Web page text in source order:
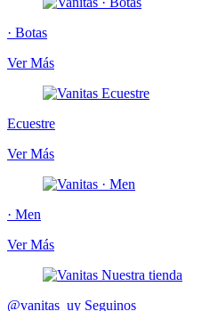
· Botas
Ver Más
Ecuestre
Ver Más
· Men
Ver Más
@vanitas_uy Seguinos